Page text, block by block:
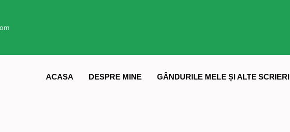
ACASA DESPRE MINE GÂNDURILE MELE ȘI ALTE SCRIERI